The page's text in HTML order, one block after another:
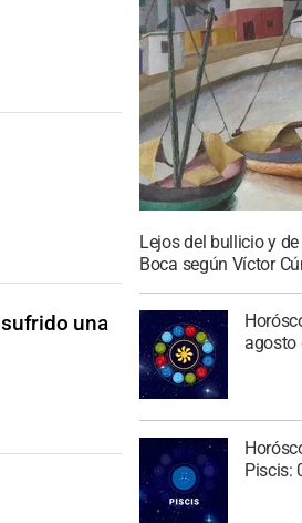
una
Lejos del bullicio y
Boca según Víctor
agosto
Piscis: